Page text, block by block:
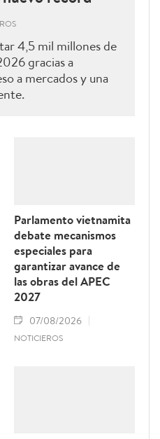
4,5 mil millones de
gracias a
a mercados y una
Parlamento vietnamita
debate mecanismos
especiales para
garantizar avance de
las obras del APEC
2027
07/08/2026
NOTICIEROS